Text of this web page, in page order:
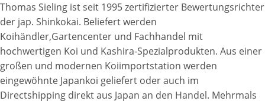
Thomas Sieling ist seit 1995 zertifizierter Bewertungsrichter
der jap. Shinkokai. Beliefert werden
Koihändler,Gartencenter und Fachhandel mit
hochwertigen Koi und Kashira-Spezialprodukten. Aus einer
großen und modernen Koiimportstation werden
eingewöhnte Japankoi geliefert oder auch im
Directshipping direkt aus Japan an den Handel. Mehrmals